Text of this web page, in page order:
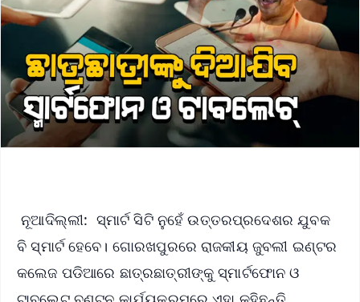
ନୂଆଦିଲ୍ଲୀ: ସ୍ମାର୍ଟ ସିଟି ନୁହେଁ ଉତ୍ତରପ୍ରଦେଶର ଯୁବକ
ବି ସ୍ମାର୍ଟ ହେବେ। ଗୋରଖପୁରରେ ରାଜକୀୟ ଜୁବଲୀ ଇଣ୍ଟର
କଲେଜ ପଡିଆରେ ଛାତ୍ରଛାତ୍ରୀଙ୍କୁ ସ୍ମାର୍ଟଫୋନ ଓ